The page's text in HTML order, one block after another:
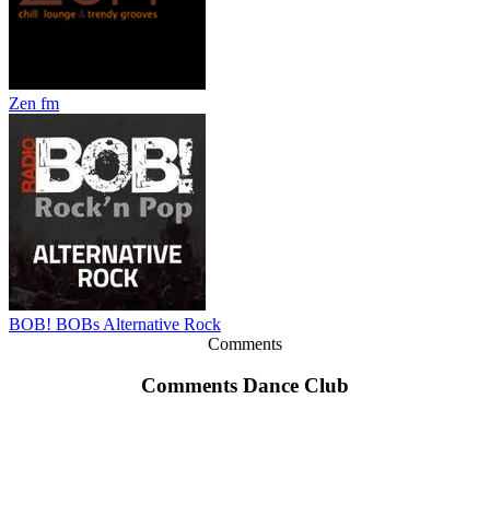
Zen fm
BOB! BOBs Alternative Rock
Comments
Comments Dance Club